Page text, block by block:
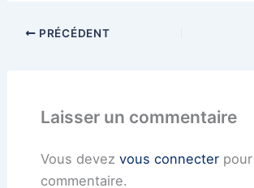
PRÉCÉDENT
Laisser un commentaire
Vous devez vous connecterpour
commentaire.